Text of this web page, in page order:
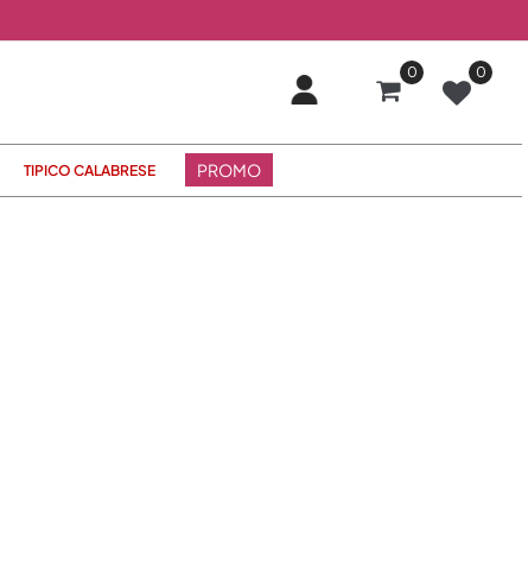
0 0
TIPICO CALABRESE PROMO